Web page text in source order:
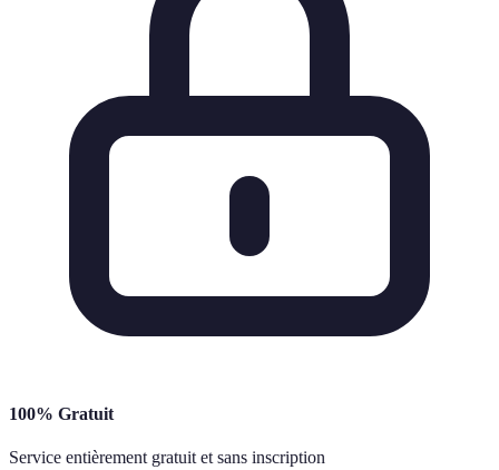
100% Gratuit
Service entièrement gratuit et sans inscription